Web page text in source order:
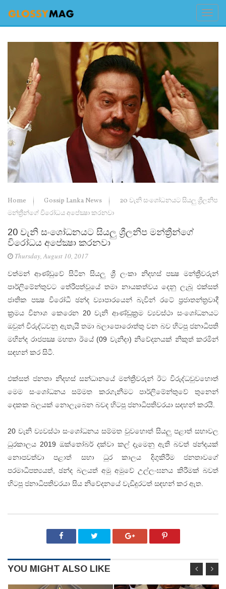
Home Gossip Lanka News
20 වැනි සංශෝධනයට සියලු ශ්‍රීලනිප
මන්ත්‍රීන්ගේ විරෝධය අපේක්‍ෂා කරනවා
20 වැනි සංශෝධනයට සියලු ශ්‍රීලනිප මන්ත්‍රීන්ගේ
විරෝධය අපේක්‍ෂා කරනවා
Thursday, August 10, 2017
වත්මන් ආණ්‌ඩුවේ සිටින සියලු ශ්‍රී ලංකා නිදහස්‌ පක්‍ෂ මන්ත්‍රීවරුන්
පාර්ලිමේන්තුවට තේරීපත්වූයේ තමා නායකත්වය දෙනු ලැබූ එක්‌සත්
ජාතික පක්‍ෂ විරෝධී ඡන්ද ව්‍යාපාරයෙන් බැවින් රටේ ප්‍රජාතන්ත්‍රවාදී
ක්‍රමය විනාශ කෙරෙන 20 වැනි ආණ්‌ඩුක්‍රම ව්‍යවස්‌ථා සංශෝධනයට
ඔවුන් විරුද්ධවනු ඇතැයි තමා බලාපොරොත්තු වන බව හිටපු ජනාධිපති
මහින්ද රාජපක්‍ෂ මහතා ඊයේ (09 වැනිදා) නිවේදනයක්‌ නිකුත් කරමින්
සඳහන් කර සිටී.
එක්‌සත් ජනතා නිදහස්‌ සන්ධානයේ මන්ත්‍රීවරුන් ඊට විරුද්ධවුවහොත්
මෙම සංශෝධනය සම්මත කරගැනීමට පාර්ලිමේන්තුවේ තුනෙන්
දෙකක බලයක්‌ නොලැබෙන බවද හිටපු ජනාධිපතිවරයා සඳහන් කරයි.
20 වැනි ව්‍යවස්‌ථා සංශෝධනය සම්මත වුවහොත් සියලු පළාත් සභාවල
ධුරකාලය 2019 ඔක්‌තෝබර් දක්‌වා කල් දැමෙනු ඇති බවත් ඡන්දයක්‌
නොපවත්වා පළාත් සභා ධුර කාලය දිගුකිරීම ජනතාවගේ
පරමාධිපත්‍යයත්, ඡන්ද බලයත් අමු අමුවේ උල්ලංඝනය කිරීමක්‌ බවත්
හිටපු ජනාධිපතිවරයා සිය නිවේදනයේ වැඩිදුරටත් සඳහන් කර ඇත.
YOU MIGHT ALSO LIKE